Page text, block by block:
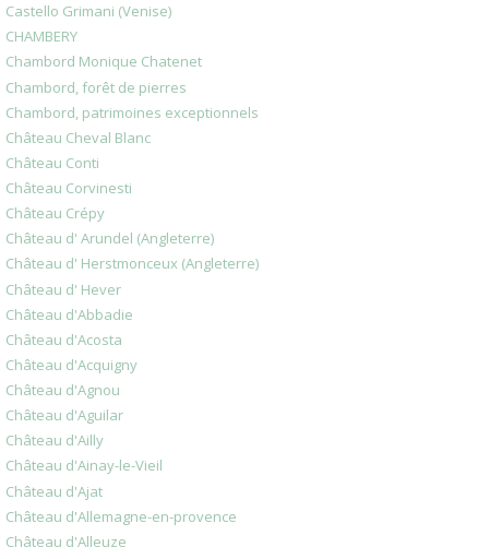
Castello Grimani (Venise)
CHAMBERY
Chambord Monique Chatenet
Chambord, forêt de pierres
Chambord, patrimoines exceptionnels
Château Cheval Blanc
Château Conti
Château Corvinesti
Château Crépy
Château d' Arundel (Angleterre)
Château d' Herstmonceux (Angleterre)
Château d' Hever
Château d'Abbadie
Château d'Acosta
Château d'Acquigny
Château d'Agnou
Château d'Aguilar
Château d'Ailly
Château d'Ainay-le-Vieil
Château d'Ajat
Château d'Allemagne-en-provence
Château d'Alleuze